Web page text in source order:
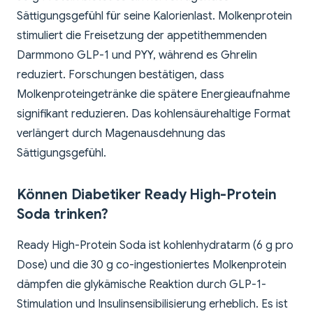
Sättigungsgefühl für seine Kalorienlast. Molkenprotein
stimuliert die Freisetzung der appetithemmenden
Darmmono GLP-1 und PYY, während es Ghrelin
reduziert. Forschungen bestätigen, dass
Molkenproteingetränke die spätere Energieaufnahme
signifikant reduzieren. Das kohlensäurehaltige Format
verlängert durch Magenausdehnung das
Sättigungsgefühl.
Können Diabetiker Ready High-Protein
Soda trinken?
Ready High-Protein Soda ist kohlenhydratarm (6 g pro
Dose) und die 30 g co-ingestioniertes Molkenprotein
dämpfen die glykämische Reaktion durch GLP-1-
Stimulation und Insulinsensibilisierung erheblich. Es ist